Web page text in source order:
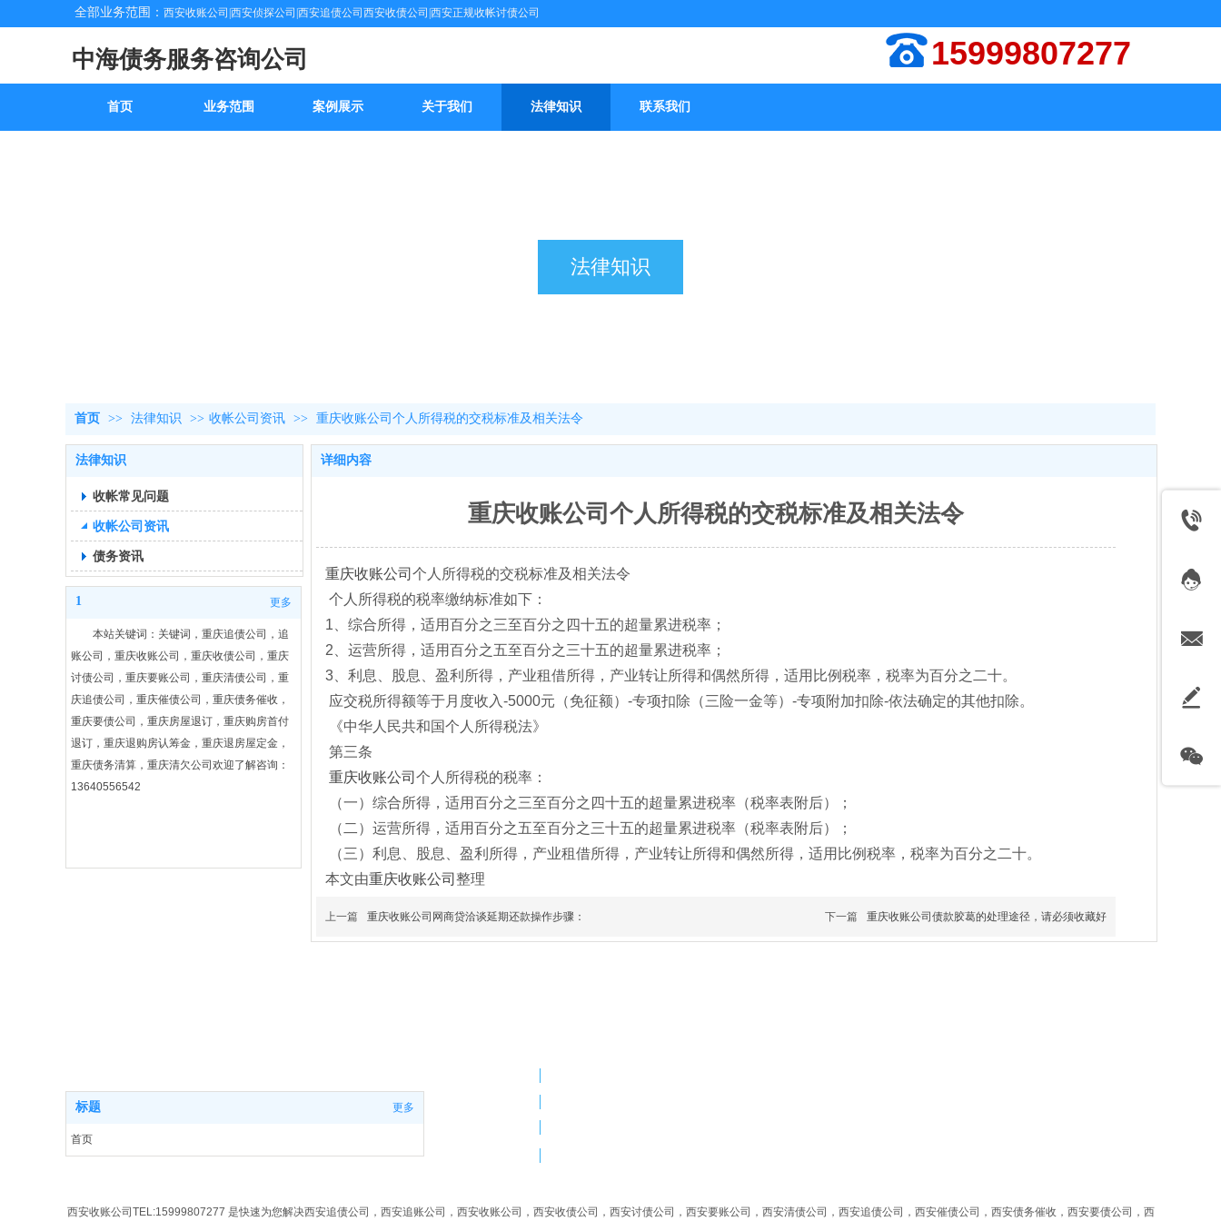
中海债务服务咨询公司 15999807277
全部业务范围： 西安收账公司|西安侦探公司|西安追债公司西安收债公司|西安正规收帐讨债公司
首页 业务范围 案例展示 关于我们 法律知识 联系我们
法律知识
首页 >> 法律知识 >> 收帐公司资讯 >> 重庆收账公司​个人所得税的交税标准及相关法令
法律知识
收帐常见问题
收帐公司资讯
债务资讯
1 更多
本站关键词：关键词，重庆追债公司，追
账公司，重庆收账公司，重庆收债公司，重庆
讨债公司，重庆要账公司，重庆清债公司，重
庆追债公司，重庆催债公司，重庆债务催收，
重庆要债公司，重庆房屋退订，重庆购房首付
退订，重庆退购房认筹金，重庆退房屋定金，
重庆债务清算，重庆清欠公司欢迎了解咨询：
13640556542
详细内容
重庆收账公司​个人所得税的交税标准及相关法令
重庆收账公司 个人所得税的交税标准及相关法令
个人所得税的税率缴纳标准如下：
1、综合所得，适用百分之三至百分之四十五的超量累进税率；
2、运营所得，适用百分之五至百分之三十五的超量累进税率；
3、利息、股息、盈利所得，产业租借所得，产业转让所得和偶然所得，适用比例税率，税率为百分之二十。
应交税所得额等于月度收入-5000元（免征额）-专项扣除（三险一金等）-专项附加扣除-依法确定的其他扣除。
《中华人民共和国个人所得税法》
第三条
重庆收账公司 个人所得税的税率：
（一）综合所得，适用百分之三至百分之四十五的超量累进税率（税率表附后）；
（二）运营所得，适用百分之五至百分之三十五的超量累进税率（税率表附后）；
（三）利息、股息、盈利所得，产业租借所得，产业转让所得和偶然所得，适用比例税率，税率为百分之二十。
本文由重庆收账公司 整理
上一篇 重庆收账公司​网商贷洽谈延期还款操作步骤： 下一篇 重庆收账公司​债款胶葛的处理途径，请必须收藏好
标题 更多
首页
关于我们
西安收账公司TEL:15999807277 是快速为您解决西安追债公司，西安追账公司，西安收账公司，西安收债公司，西安讨债公司，西安要账公司，西安清债公司，西安追债公司，西安催债公司，西安债务催收，西安要债公司，西